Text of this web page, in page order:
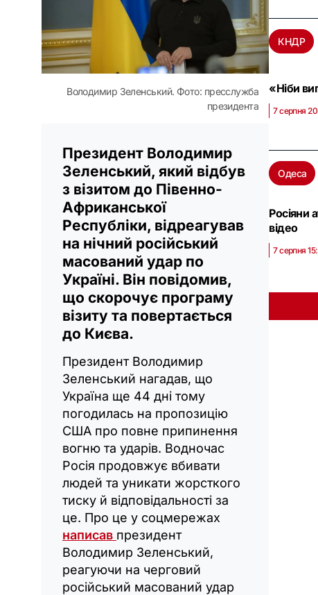
Володимир Зеленський. Фото: пресслужба
президента
Президент Володимир
Зеленський, який відбув
з візитом до Півенно-
Африканської
Республіки, відреагував
на нічний російський
масований удар по
Україні. Він повідомив,
що скорочує програму
візиту та повертається
до Києва.
Президент Володимир
Зеленський нагадав, що
Україна ще 44 дні тому
погодилась на пропозицію
США про повне припинення
вогню та ударів. Водночас
Росія продовжує вбивати
людей та уникати жорсткого
тиску й відповідальності за
це. Про це у соцмережах
написав президент
Володимир Зеленський,
реагуючи на черговий
російський масований удар
КНДР
«Ніби
7 серпня
Одеса
Росіяни
відео
7 серпня